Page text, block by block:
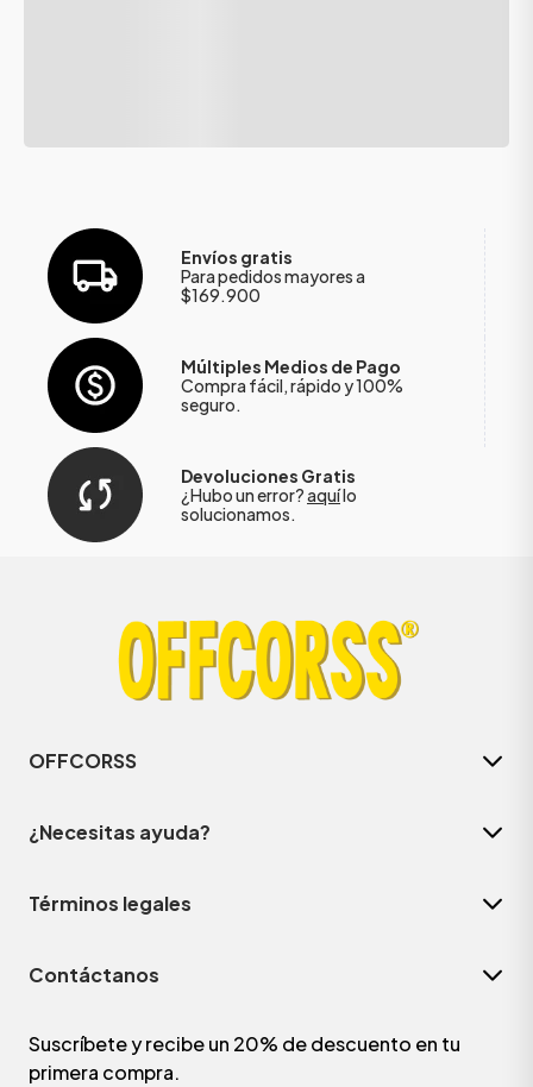
Envíos gratis
Para pedidos mayores a
$169.900
Múltiples Medios de Pago
Compra fácil, rápido y 100%
seguro.
Devoluciones Gratis
¿Hubo un error?aquílo
solucionamos.
OFFCORSS
¿Necesitas ayuda?
Términos legales
Contáctanos
Suscríbete y recibe un 20% de descuento en tu
primera compra.